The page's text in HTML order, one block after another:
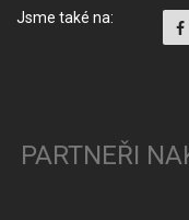
Jsme také na:
PARTNEŘI